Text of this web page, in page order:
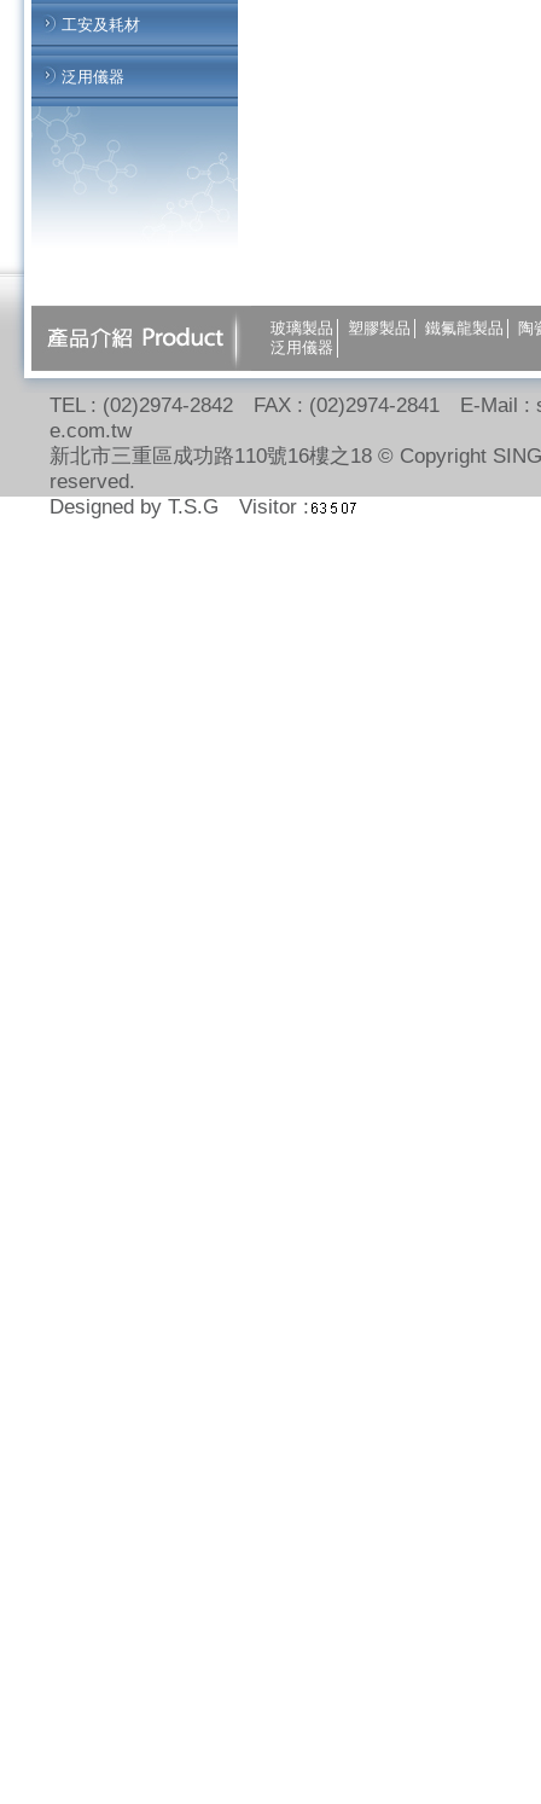
工安及耗材
泛用儀器
玻璃製品 塑膠製品 鐵氟龍製品
陶
泛用儀器
TEL : (02)2974-2842 FAX : (02)2974-2841 E-Mail :
e.com.tw
新北市三重區成功路110號16樓之18 © Copyright
reserved.
Designedby T.S.G Visitor :